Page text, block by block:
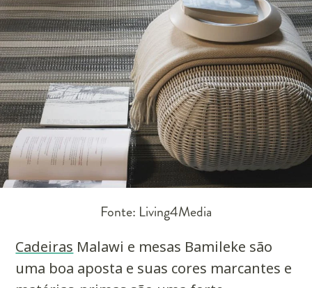
Fonte: Living4Media
Cadeiras Malawi e mesas Bamileke são
uma boa aposta e suas cores marcantes e